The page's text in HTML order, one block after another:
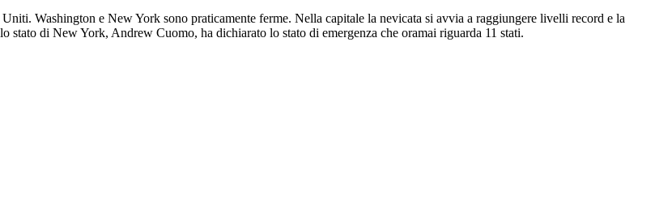
Washington e New York sono praticamente ferme. Nella capitale la nevicata si avvia a raggiungere livelli record e la
stato di New York, Andrew Cuomo, ha dichiarato lo stato di emergenza che oramai riguarda 11 stati.